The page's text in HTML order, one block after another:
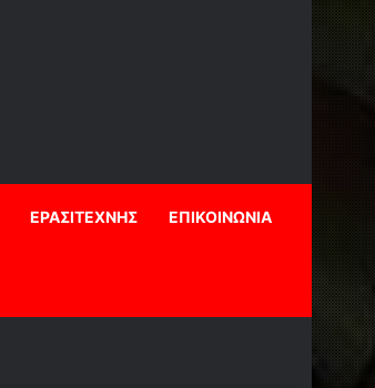
ΕΡΑΣΙΤΕΧΝΗΣ ΕΠΙΚΟΙΝΩΝΙΑ